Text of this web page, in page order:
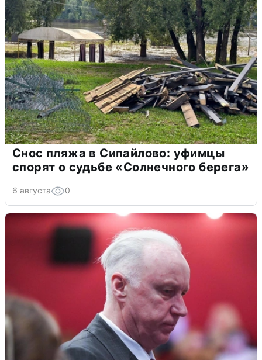
Снос пляжа в Сипайлово: уфимцы
спорят о судьбе «Солнечного берега»
6 августа 0